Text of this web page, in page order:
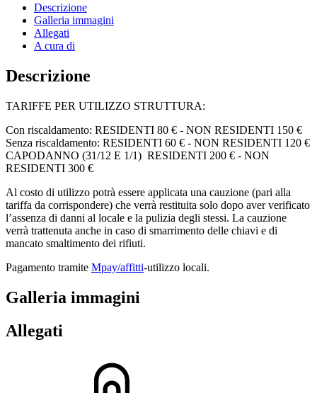
Descrizione
Galleria immagini
Allegati
A cura di
Descrizione
TARIFFE PER UTILIZZO STRUTTURA:
Con riscaldamento: RESIDENTI 80 € - NON RESIDENTI 150 €
Senza riscaldamento: RESIDENTI 60 € - NON RESIDENTI 120 €
CAPODANNO (31/12 E 1/1) RESIDENTI 200 € - NON
RESIDENTI 300 €
Al costo di utilizzo potrà essere applicata una cauzione (pari alla
tariffa da corrispondere) che verrà restituita solo dopo aver verificato
l’assenza di danni al locale e la pulizia degli stessi. La cauzione
verrà trattenuta anche in caso di smarrimento delle chiavi e di
mancato smaltimento dei rifiuti.
Pagamento tramite Mpay/affitti-utilizzo locali.
Galleria immagini
Allegati